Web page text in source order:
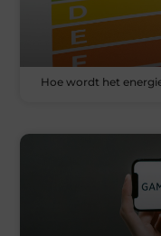
Hoe wordt het